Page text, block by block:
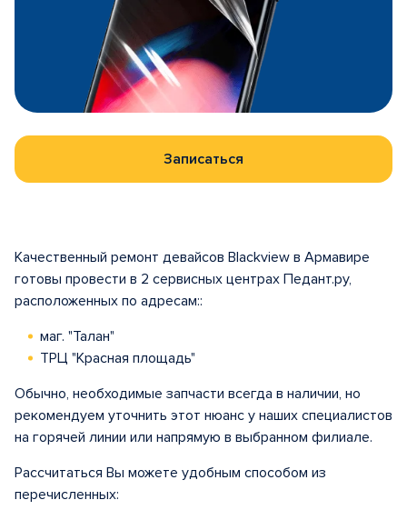
Записаться
Качественный ремонт девайсов Blackview в Армавире
готовы провести в 2 сервисных центрах Педант.ру,
расположенных по адресам::
маг. "Талан"
ТРЦ "Красная площадь"
Обычно, необходимые запчасти всегда в наличии, но
рекомендуем уточнить этот нюанс у наших специалистов
на горячей линии или напрямую в выбранном филиале.
Рассчитаться Вы можете удобным способом из
перечисленных: